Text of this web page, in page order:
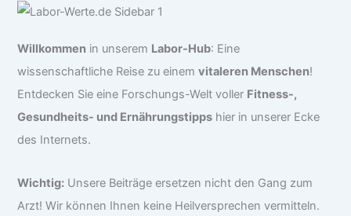
Willkommen in unserem Labor-Hub: Eine
wissenschaftliche Reise zu einemvitaleren Menschen!
Entdecken Sie eine Forschungs-Welt voller Fitness-,
Gesundheits- und Ernährungstipps hier in unserer Ecke
des Internets.
Wichtig: Unsere Beiträge ersetzen nicht den Gang zum
Arzt! Wir können Ihnen keine Heilversprechen vermitteln.